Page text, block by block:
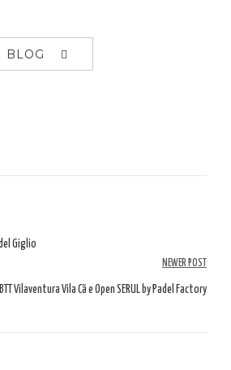
BLOG
Giglio
NEWER POST
Vilaventura Vila Cã e Open SERUL by Padel Factory